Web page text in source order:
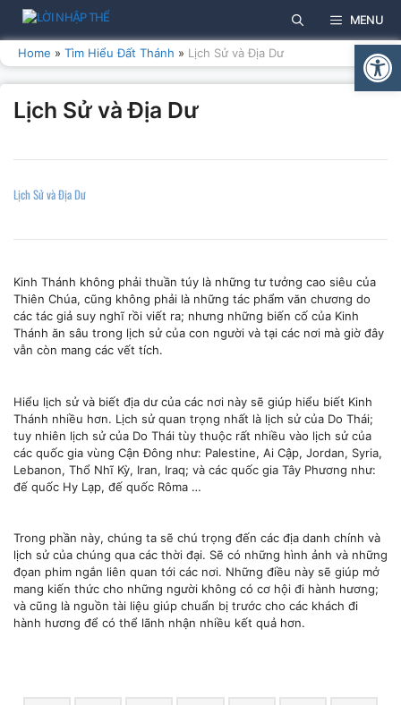
Skip
to
content
MENU
Home » Tìm Hiểu Đất Thánh » Lịch Sử và Địa Dư
Lịch Sử và Địa Dư
Lịch Sử và Địa Dư
Kinh Thánh không phải thuần túy là những tư tưởng cao siêu của
Thiên Chúa, cũng không phải là những tác phẩm văn chương do
các tác giả suy nghĩ rồi viết ra; nhưng những biến cố của Kinh
Thánh ăn sâu trong lịch sử của con người và tại các nơi mà giờ đây
vẫn còn mang các vết tích.
Hiểu lịch sử và biết địa dư của các nơi này sẽ giúp hiểu biết Kinh
Thánh nhiều hơn. Lịch sử quan trọng nhất là lịch sử của Do Thái;
tuy nhiên lịch sử của Do Thái tùy thuộc rất nhiều vào lịch sử của
các quốc gia vùng Cận Đông như: Palestine, Ai Cập, Jordan, Syria,
Lebanon, Thổ Nhĩ Kỳ, Iran, Iraq; và các quốc gia Tây Phương như:
đế quốc Hy Lạp, đế quốc Rôma …
Trong phần này, chúng ta sẽ chú trọng đến các địa danh chính và
lịch sử của chúng qua các thời đại. Sẽ có những hình ảnh và những
đọan phim ngắn liên quan tới các nơi. Những điều này sẽ giúp mở
mang kiến thức cho những người không có cơ hội đi hành hương;
và cũng là nguồn tài liệu giúp chuẩn bị trước cho các khách đi
hành hương để có thể lãnh nhận nhiều kết quả hơn.